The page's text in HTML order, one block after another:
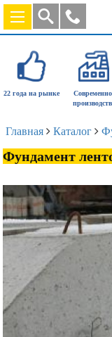
22 года на рынке
Главная Каталог
Фундамент